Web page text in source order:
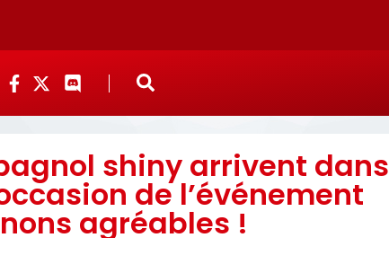
shiny arrivent dans
de l’événement
agréables !